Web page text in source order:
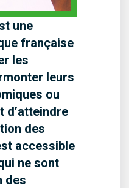
une
française
les
leurs
ou
d’atteindre
des
accessible
ne sont
des